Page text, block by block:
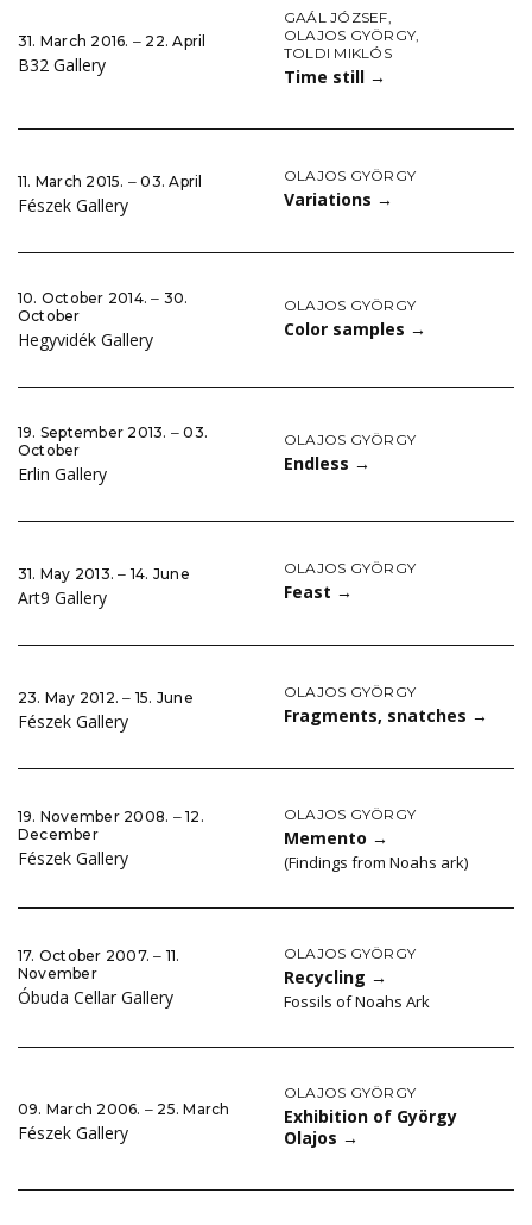
31. March 2016. ‒ 22. April
B32 Gallery
GAÁL JÓZSEF,
OLAJOS GYÖRGY,
TOLDI MIKLÓS
Time still →
11. March 2015. ‒ 03. April
Fészek Gallery
OLAJOS GYÖRGY
Variations →
10. October 2014. ‒ 30.
October
Hegyvidék Gallery
OLAJOS GYÖRGY
Color samples →
19. September 2013. ‒ 03.
October
Erlin Gallery
OLAJOS GYÖRGY
Endless →
31. May 2013. ‒ 14. June
Art9 Gallery
OLAJOS GYÖRGY
Feast →
23. May 2012. ‒ 15. June
Fészek Gallery
OLAJOS GYÖRGY
Fragments, snatches →
19. November 2008. ‒ 12.
December
Fészek Gallery
OLAJOS GYÖRGY
Memento →
(Findings from Noahs ark)
17. October 2007. ‒ 11.
November
Óbuda Cellar Gallery
OLAJOS GYÖRGY
Recycling →
Fossils of Noahs Ark
09. March 2006. ‒ 25. March
Fészek Gallery
OLAJOS GYÖRGY
Exhibition of György
Olajos →